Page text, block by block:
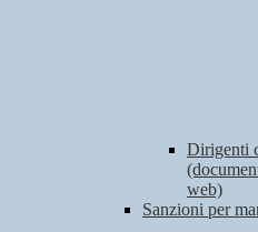
Dirigenti
web)
Sanzioni per